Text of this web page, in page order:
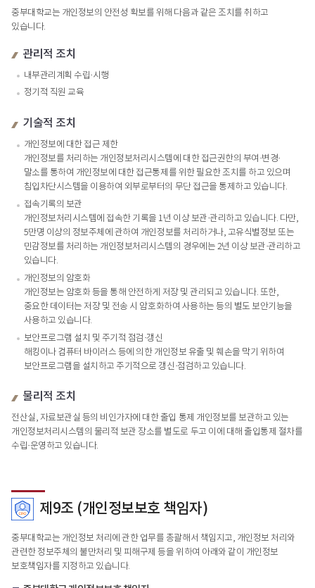
중부대학교는 개인정보의 안전성 확보를 위해 다음과 같은 조치를 취하고
있습니다.
관리적 조치
내부관리계획 수립·시행
정기적 직원 교육
기술적 조치
개인정보에 대한 접근 제한
개인정보를 처리하는 개인정보처리시스템에 대한 접근권한의 부여·변경·
말소를 통하여 개인정보에 대한 접근통제를 위한 필요한 조치를 하고 있으며
침입차단시스템을 이용하여 외부로부터의 무단 접근을 통제하고 있습니다.
접속기록의 보관
개인정보처리시스템에 접속한 기록을 1년 이상 보관·관리하고 있습니다. 다만,
5만명 이상의 정보주체에 관하여 개인정보를 처리하거나, 고유식별정보 또는
민감정보를 처리하는 개인정보처리시스템의 경우에는 2년 이상 보관·관리하고
있습니다.
개인정보의 암호화
개인정보는 암호화 등을 통해 안전하게 저장 및 관리되고 있습니다. 또한,
중요한 데이터는 저장 및 전송 시 암호화하여 사용하는 등의 별도 보안기능을
사용하고 있습니다.
보안프로그램 설치 및 주기적 점검·갱신
해킹이나 컴퓨터 바이러스 등에 의한 개인정보 유출 및 훼손을 막기 위하여
보안프로그램을 설치하고 주기적으로 갱신·점검하고 있습니다.
물리적 조치
전산실, 자료보관실 등의 비인가자에 대한 출입 통제 개인정보를 보관하고 있는
개인정보처리시스템의 물리적 보관 장소를 별도로 두고 이에 대해 출입통제 절차를
수립·운영하고 있습니다.
제9조 (개인정보보호 책임자)
중부대학교는 개인정보 처리에 관한 업무를 총괄해서 책임지고, 개인정보 처리와
관련한 정보주체의 불만처리 및 피해구제 등을 위하여 아래와 같이 개인정보
보호책임자를 지정하고 있습니다.